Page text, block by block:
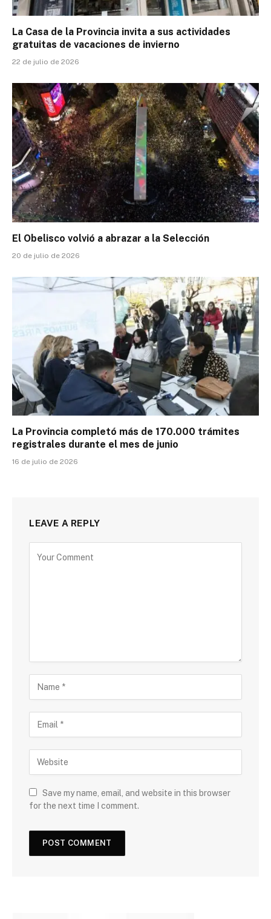
La Casa de la Provincia invita a sus actividades
gratuitas de vacaciones de invierno
22 de julio de 2026
El Obelisco volvió a abrazar a la Selección
20 de julio de 2026
La Provincia completó más de 170.000 trámites
registrales durante el mes de junio
16 de julio de 2026
LEAVE A REPLY
Save my name, email, and website in this browser
for the next time I comment.